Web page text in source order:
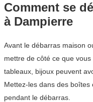
Comment se
à Dampierre
Avant le débarras maison
mettre de côté ce que
tableaux, bijoux peuvent
Mettez-les dans des
pendant le débarras.